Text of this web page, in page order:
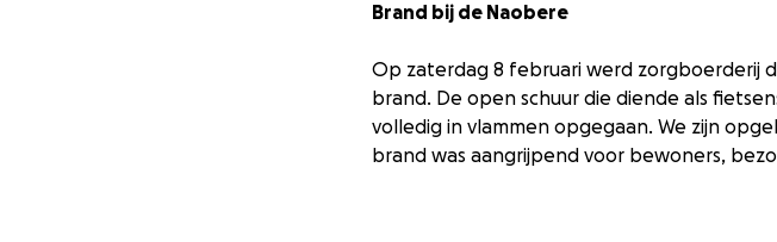
Brand bij de Naobere
Op zaterdag 8 februari werd zorgboerderij
brand. De open schuur die diende als
volledig in vlammen opgegaan. We zijn
brand was aangrijpend voor bewoners,